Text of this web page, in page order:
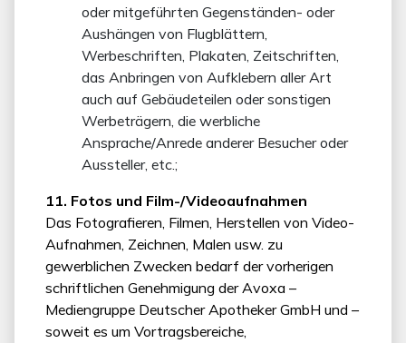
oder mitgeführten Gegenständen- oder
Aushängen von Flugblättern,
Werbeschriften, Plakaten, Zeitschriften,
das Anbringen von Aufklebern aller Art
auch auf Gebäudeteilen oder sonstigen
Werbeträgern, die werbliche
Ansprache/Anrede anderer Besucher oder
Aussteller, etc.;
11. Fotos und Film-/Videoaufnahmen
Das Fotografieren, Filmen, Herstellen von Video-
Aufnahmen, Zeichnen, Malen usw. zu
gewerblichen Zwecken bedarf der vorherigen
schriftlichen Genehmigung der Avoxa –
Mediengruppe Deutscher Apotheker GmbH und –
soweit es um Vortragsbereiche,